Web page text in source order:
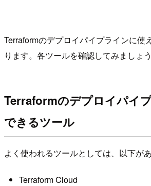
Terraformのデプロイパイプラインに使
ります。各ツールを確認してみましょう
Terraformのデプロイパイ
できるツール
よく使われるツールとしては、以下が
Terraform Cloud